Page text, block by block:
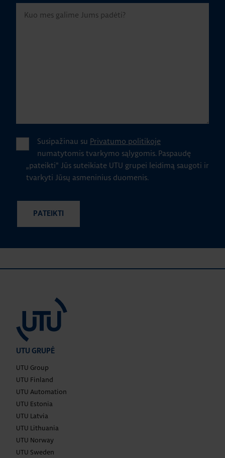
Susipažinau su Privatumo politikoje
numatytomis tvarkymo sąlygomis. Paspaudę
„pateikti" Jūs suteikiate UTU grupei leidimą saugoti ir
tvarkyti Jūsų asmeninius duomenis.
UTU GRUPĖ
UTU Group
UTU Finland
UTU Automation
UTU Estonia
UTU Latvia
UTU Lithuania
UTU Norway
UTU Sweden